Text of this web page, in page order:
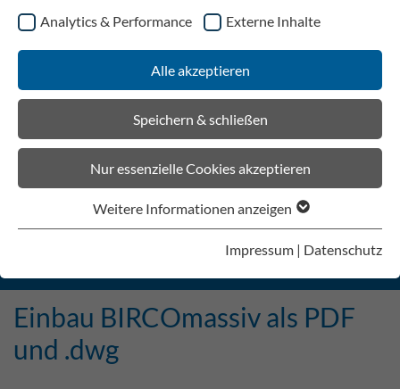
Analytics & Performance Externe Inhalte
Alle akzeptieren
Speichern & schließen
Nur essenzielle Cookies akzeptieren
Weitere Informationen anzeigen
Impressum | Datenschutz
Einbaubeispiele
DOWNLOADS
TECHNISCHE ZEICHNUNGEN
Einbau BIRCOmassiv als PDF
und .dwg